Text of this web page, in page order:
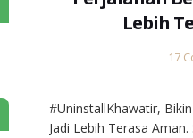
Lebih
17
#UninstallKhawatir,
Jadi Lebih Terasa